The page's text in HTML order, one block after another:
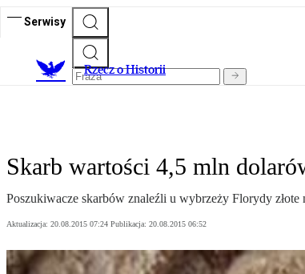
Serwisy
Rzecz o Historii
Skarb wartości 4,5 mln
Poszukiwacze skarbów znaleźli u wybrzeży Florydy
Aktualizacja: 20.08.2015 07:24 Publikacja: 20.08.2015 06:52